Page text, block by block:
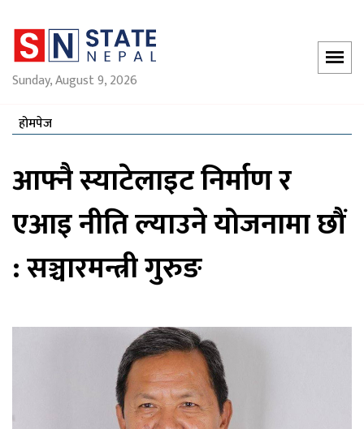
Sunday, August 9, 2026
होमपेज
आफ्नै स्याटेलाइट निर्माण र
एआइ नीति ल्याउने योजनामा छौं
: सञ्चारमन्त्री गुरुङ